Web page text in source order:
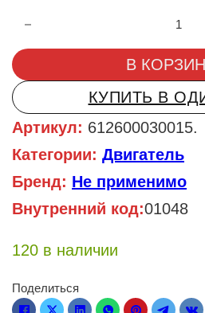
и
з
5
Количество товара Поршень
В
КУПИТЬ В
Артикул: 612600030015.
Категории: Двигатель
Бренд: Не применимо
Внутренний код:01048
120 в наличии
Поделиться